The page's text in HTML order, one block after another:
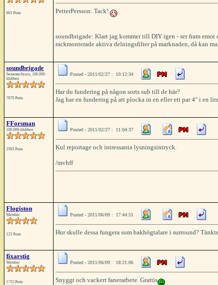
601 Posts PetterPersson: Tack!
soundbrigade: Klart jag kommer till DIY igen - ser fram
rackmonterade aktiva delningsfilter på marknaden, då kan
soundbrigade
Semesterfirare, 100.000-
klubben
7879 Posts
Posted - 2011/02/27 : 10:12:34
Har du fundering på någon sorts sub till de här?
Jag har en fundering på att plocka in en eller ett par 4" i en
FForsman
100.000-klubben
2593 Posts
Posted - 2011/02/27 : 11:04:37
Kul reportage och intressanta lysningsintryck.
/mvhff
Flogiston
Member
123 Posts
Posted - 2011/06/09 : 17:44:51
Hur skulle dessa fungera som bakhögtalare i surround?
fixarstig
Member
1752 Posts
Posted - 2011/06/09 : 18:21:06
Snyggt och vackert fanerarbete. Grattis